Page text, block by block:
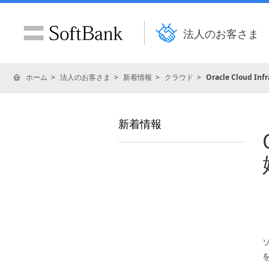
法人のお客さま
ホーム 法人のお客さま 新着情報 クラウド Oracle Cloud
新着情報